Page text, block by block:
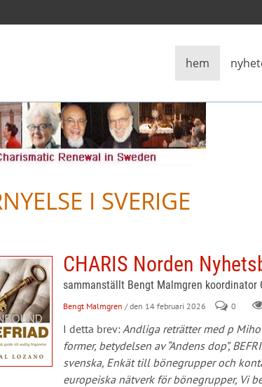
hem
I SVERIGE
CHARIS Norden
sammanställt Bengt Malmgren koordinator
Bengt Malmgren / den 14 februari 2026 0
I detta brev:Andliga reträtter med p
former, betydelsen av “Andens dop”,
svenska, Enkät till bönegrupper och
europeiska nätverk för bönegrupper, Vi